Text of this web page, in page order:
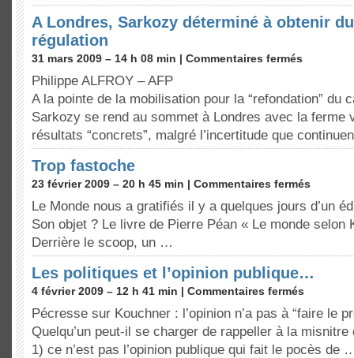
A Londres, Sarkozy déterminé à obtenir
régulation
31 mars 2009 – 14 h 08 min | Commentaires fermés
Philippe ALFROY – AFP
A la pointe de la mobilisation pour la “refondation” du
Sarkozy se rend au sommet à Londres avec la ferme
résultats “concrets”, malgré l’incertitude que
Trop fastoche
23 février 2009 – 20 h 45 min | Commentaires fermés
Le Monde nous a gratifiés il y a quelques jours d’un
Son objet ? Le livre de Pierre Péan « Le monde selon
Derrière le scoop, un …
Les politiques et l’opinion publique…
4 février 2009 – 12 h 41 min | Commentaires fermés
Pécresse sur Kouchner : l’opinion n’a pas à “faire le
Quelqu’un peut-il se charger de rappeller à la
1) ce n’est pas l’opinion publique qui fait le pocès de